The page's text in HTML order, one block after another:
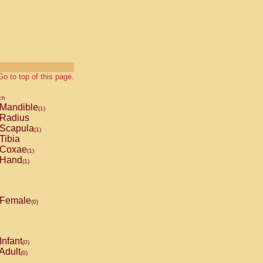
to top of this page.
Mandible(1)
Radius
Scapula(1)
Tibia
Coxae(1)
Hand(1)
Female(0)
Infant(0)
(0)